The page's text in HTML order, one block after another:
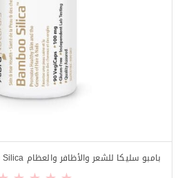
بامبو سليكا للشعر والأظافر والعظام Alora Naturals Bamboo Silica